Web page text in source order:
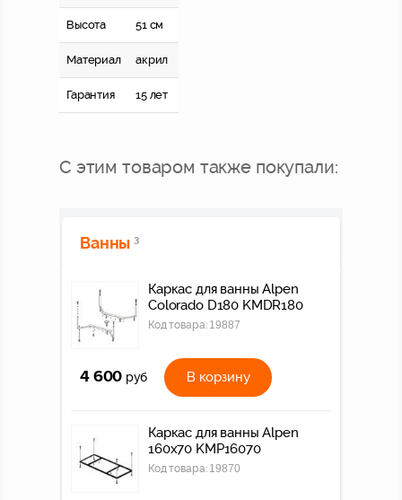
Высота 51 см
Материал акрил
Гарантия 15 лет
С этим товаром также покупали:
Ванны 3
Каркас для ванны Alpen
Colorado D180 KMDR180
Код товара: 19887
4 600 руб В корзину
Каркас для ванны Alpen
160x70 KMP16070
Код товара: 19870